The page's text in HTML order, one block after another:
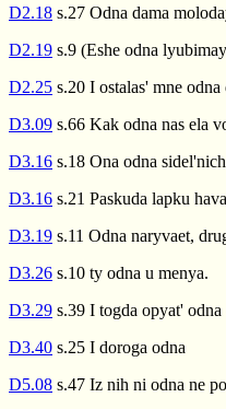
D2.18 s.27 Odna dama
D2.19 s.9 (Eshe odna
D2.25 s.20 I ostalas' mne odna
D3.09 s.66 Kak odna nas ela
D3.16 s.18 Ona odna
D3.16 s.21 Paskuda lapku
D3.19 s.11 Odna naryvaet,
D3.26 s.10 ty odna u menya.
D3.29 s.39 I togda opyat' odna
D3.40 s.25 I doroga odna
D5.08 s.47 Iz nih ni odna ne